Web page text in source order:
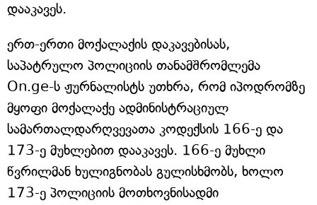
დააკავეს.
ერთ-ერთი მოქალაქის დაკავებისას,
საპატრულო პოლიციის თანამშრომლემა
On.ge-ს ჟურნალისტს უთხრა, რომ იპოდრომზე
მყოფი მოქალაქე ადმინისტრაციულ
სამართალდარღვევათა კოდექსის 166-ე და
173-ე მუხლებით დააკავეს. 166-ე მუხლი
წვრილმან ხულიგნობას გულისხმობს, ხოლო
173-ე პოლიციის მოთხოვნისადმი